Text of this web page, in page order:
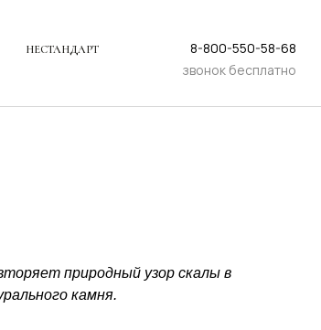
НЕСТАНДАРТ
8-800-550-58-68
звонок бесплатно
природный узор скалы в
камня.